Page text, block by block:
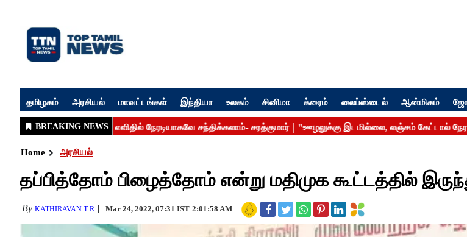
தமிழகம் அரசியல் மாவட்டங்கள் இந்தியா உலகம் சினிமா க்ரைம் லைப்ஸ்டைல் ஆன்மிகம்
Home அரசியல்
தப்பித்தோம் பிழைத்தோம் என்று மதிமுக கூட்டத்தில்
By KATHIRAVAN T R Mar 24, 2022, 07:31 IST 2:01:58 AM